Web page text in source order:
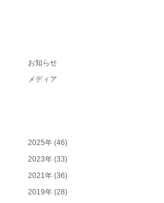
お知らせ
メディア
2025年 (46)
2023年 (33)
2021年 (36)
2019年 (28)